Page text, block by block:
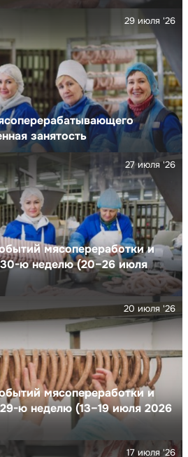
занятость
29 июля '26
мясопереработки и
ю неделю (20–26 июля
27 июля '26
мясопереработки и
ю неделю (13–19 июля 2026
20 июля '26
17 июля '26